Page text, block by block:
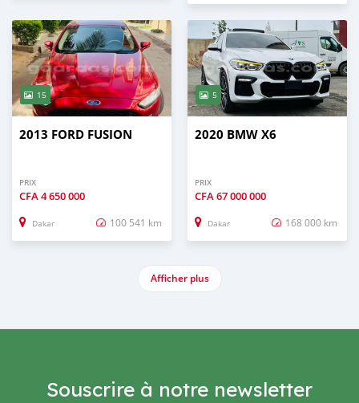
15
2013 FORD FUSION
PRIX
CFA4 650 000
Dakar 100 541 km
5
2020 BMW X6
PRIX
CFA67 000 000
Dakar 168 000 km
Afficher plus
Souscrire à notre newsletter